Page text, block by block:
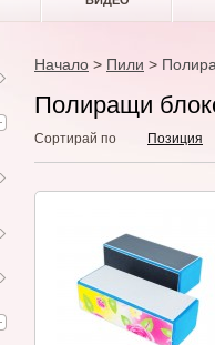
Начало > Пили >
Полиращи
Сортирай по Позиция